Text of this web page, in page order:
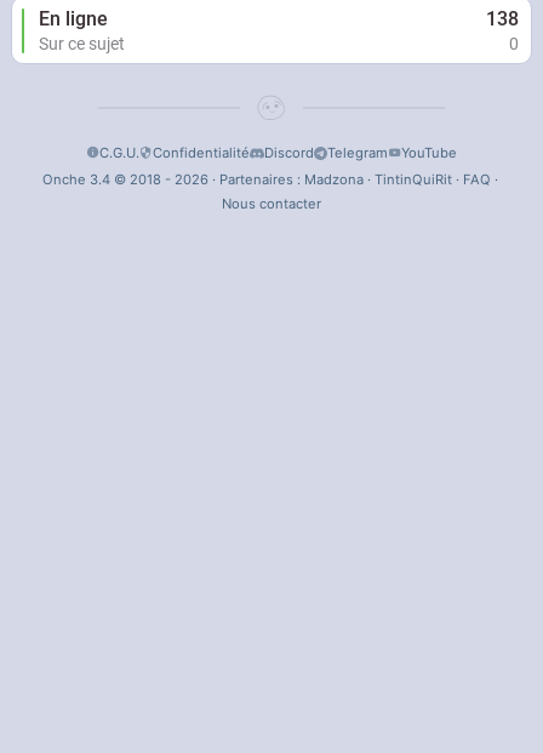
En ligne 138
Sur ce sujet 0
C.G.U. Confidentialité Discord Telegram
YouTube
Onche 3.4 © 2018 - 2026 · Partenaires : Madzona· TintinQuiRit· FAQ ·
Nous contacter